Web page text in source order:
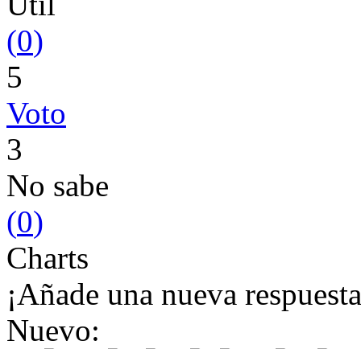
(0)
5
Voto
3
No sabe
(0)
Charts
¡Añade una nueva
Nuevo: